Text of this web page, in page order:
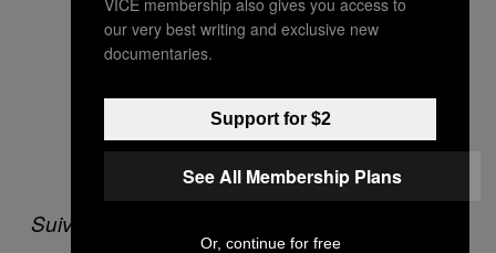
Suivez Lucy sur
our very best writing and exclusive new
documentaries.
Support for $2
See All Membership Plans
Or, continue for free